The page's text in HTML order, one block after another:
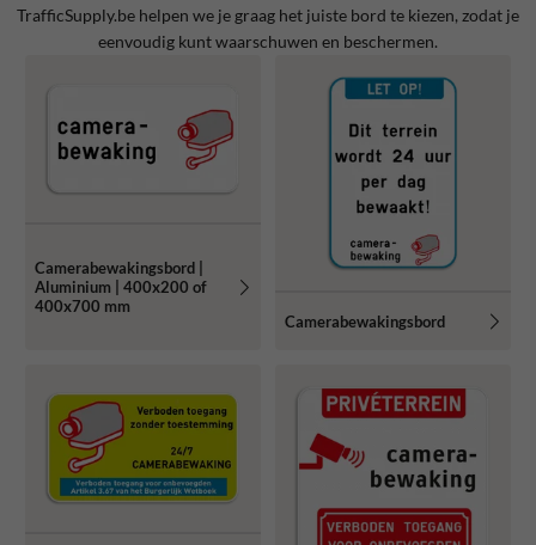
TrafficSupply.be helpen we je graag het juiste bord te kiezen, zodat je
eenvoudig kunt waarschuwen en beschermen.
Camerabewakingsbord |
Aluminium | 400x200 of
400x700 mm
Camerabewakingsbord